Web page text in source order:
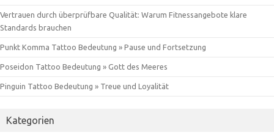
Vertrauen durch überprüfbare Qualität: Warum Fitnessangebote klare
Standards brauchen
Punkt Komma Tattoo Bedeutung » Pause und Fortsetzung
Poseidon Tattoo Bedeutung » Gott des Meeres
Pinguin Tattoo Bedeutung » Treue und Loyalität
Kategorien